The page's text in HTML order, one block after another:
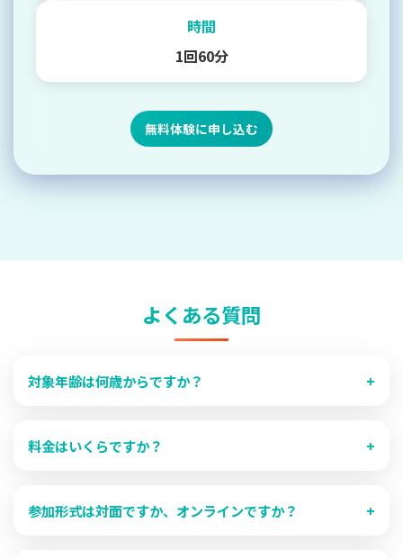
時間
1回60分
無料体験に申し込む
よくある質問
対象年齢は何歳からですか？ +
応じたグループ分けを行い、それぞれの発達段階に合わせ
たカリキュラムを提供しています。
料金はいくらですか？ +
のレッスン（テーマ学習2回、特別講義1回）すべてが含ま
れています。教材費や特別講師への謝礼もすべて込みの料
参加形式は対面ですか、オンラインですか？ +